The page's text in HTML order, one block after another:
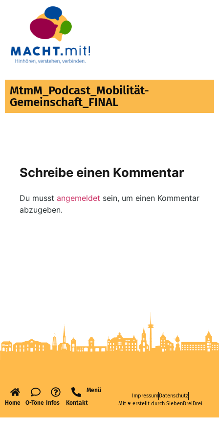
MtmM_Podcast_Mobilität-
Gemeinschaft_FINAL
Schreibe einen Kommentar
Du musst angemeldet sein, um einen Kommentar
abzugeben.
Home O-Töne Infos Kontakt
Menü
ImpressumDatenschutz
Mit ♥ erstellt durch SiebenDreiDrei